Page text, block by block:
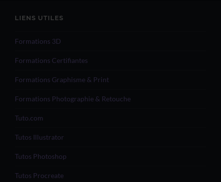
LIENS UTILES
Formations 3D
Formations Certifiantes
Formations Graphisme & Print
Formations Photographie & Retouche
Tuto.com
Tutos Illustrator
Tutos Photoshop
Tutos Procreate